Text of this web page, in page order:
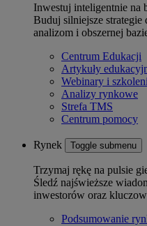
Inwestuj inteligentnie na
Buduj silniejsze
analizom i obszernej
Centrum Edukacji
Artykuły
Webinary i
Analizy rynkowe
Strefa TMS
Centrum pomocy
Rynek Toggle submenu
Trzymaj rękę na pulsie
Śledź najświeższe
inwestorów oraz
Podsumowanie